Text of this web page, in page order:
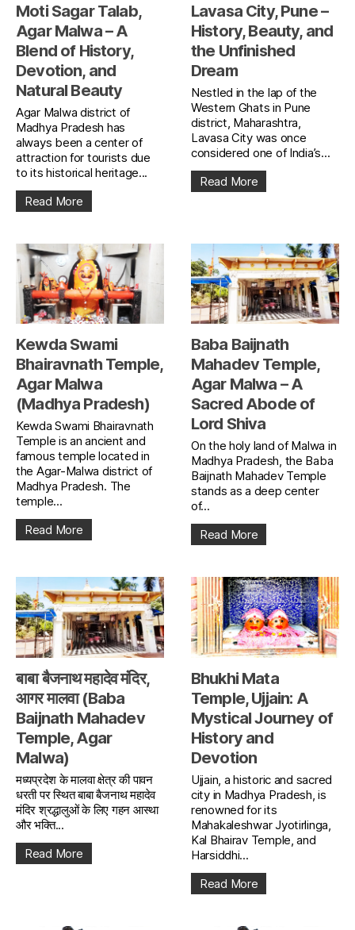
Moti Sagar Talab,
Agar Malwa – A
Blend of History,
Devotion, and
Natural Beauty
Agar Malwa district of
Madhya Pradesh has
always been a center of
attraction for tourists due
to its historical heritage...
Read More
Lavasa City, Pune –
History, Beauty, and
the Unfinished
Dream
Nestled in the lap of the
Western Ghats in Pune
district, Maharashtra,
Lavasa City was once
considered one of India’s...
Read More
Kewda Swami
Bhairavnath Temple,
Agar Malwa
(Madhya Pradesh)
Kewda Swami Bhairavnath
Temple is an ancient and
famous temple located in
the Agar-Malwa district of
Madhya Pradesh. The
temple...
Read More
Baba Baijnath
Mahadev Temple,
Agar Malwa – A
Sacred Abode of
Lord Shiva
On the holy land of Malwa in
Madhya Pradesh, the Baba
Baijnath Mahadev Temple
stands as a deep center
of...
Read More
बाबा बैजनाथ महादेव मंदिर,
आगर मालवा (Baba
Baijnath Mahadev
Temple, Agar
Malwa)
मध्यप्रदेश के मालवा क्षेत्र की पावन
धरती पर स्थित बाबा बैजनाथ महादेव
मंदिर श्रद्धालुओं के लिए गहन आस्था
और भक्ति...
Read More
Bhukhi Mata
Temple, Ujjain: A
Mystical Journey of
History and
Devotion
Ujjain, a historic and sacred
city in Madhya Pradesh, is
renowned for its
Mahakaleshwar Jyotirlinga,
Kal Bhairav Temple, and
Harsiddhi...
Read More